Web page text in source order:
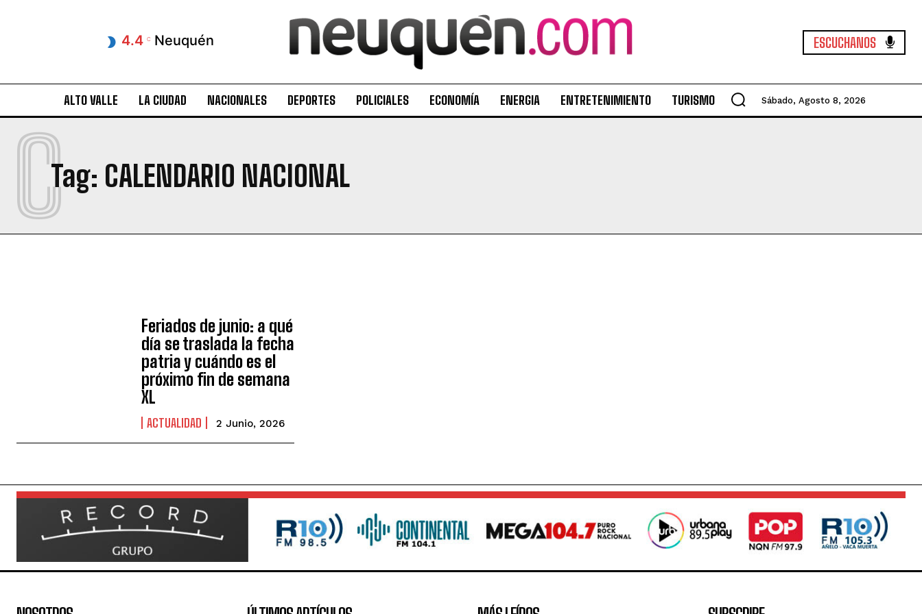
4.4 C Neuquén ESCUCHANOS
ALTO VALLE LA CIUDAD NACIONALES DEPORTES POLICIALES ECONOMÍA ENERGIA ENTRETENIMIENTO TURISMO Sábado, Agosto 8, 2026
Tag: CALENDARIO NACIONAL
C
Feriados de junio: a qué
día se traslada la fecha
patria y cuándo es el
próximo fin de semana
XL
ACTUALIDAD 2 Junio, 2026